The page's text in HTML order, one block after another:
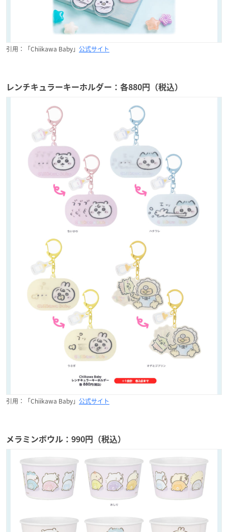
引用：「Chiikawa Baby」 公式サイト
レンチキュラーキーホルダー：各880円（税込）
引用：「Chiikawa Baby」 公式サイト
メラミンボウル：990円（税込）